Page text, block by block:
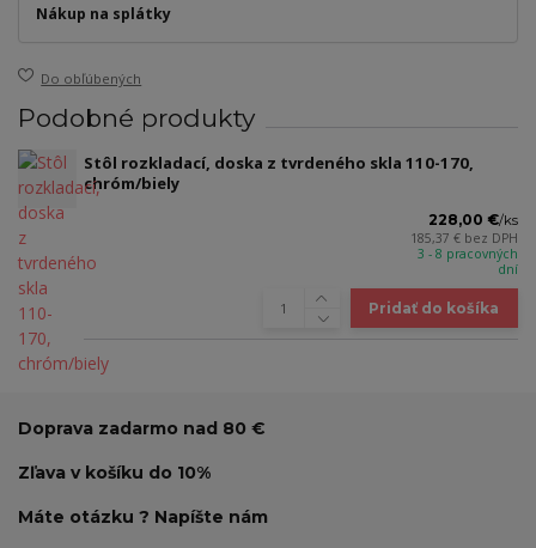
Nákup na splátky
Do obľúbených
Podobné produkty
Stôl rozkladací, doska z tvrdeného skla 110-170,
chróm/biely
228,00 €/ks
185,37 € bez DPH
3 - 8 pracovných
dní
Pridať do košíka
Doprava zadarmo nad 80 €
Zľava v košíku do 10%
Máte otázku ? Napíšte nám